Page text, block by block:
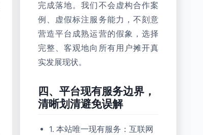
完成落地。我们不会虚构合作案
例、虚假标注服务能力，不刻意
营造平台成熟运营的假象，选择
完整、客观地向所有用户摊开真
实发展现状。
四、平台现有服务边界，
清晰划清避免误解
1. 本站唯一现有服务：互联网